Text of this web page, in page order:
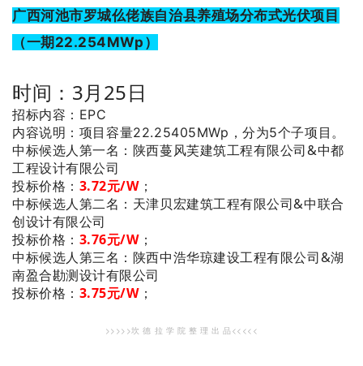
广西河池市罗城仫佬族自治县养殖场分布式光伏项目
（一期22.254MWp）
时间：3月25日
招标内容：EPC
内容说明：项目容量22.25405MWp，分为5个子项目。
中标候选人第一名 ：陕西蔓风芙建筑工程有限公司&中都
工程设计有限公司
投标价格： 3.72元/W；
中标候选人第二名 ：天津贝宏建筑工程有限公司&中联合
创设计有限公司
投标价格： 3.76元/W；
中标候选人第三名 ：陕西中浩华琼建设工程有限公司&湖
南盈合勘测设计有限公司
投标价格： 3.75元/W；
>>>>>坎 德 拉 学 院 整 理 出 品<<<<<